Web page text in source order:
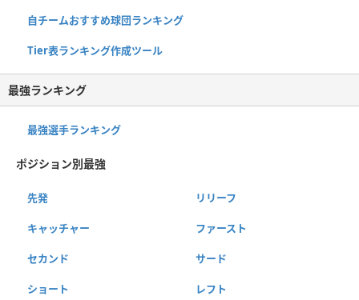
自チームおすすめ球団ランキング
Tier表ランキング作成ツール
最強ランキング
最強選手ランキング
ポジション別最強
先発 リリーフ
キャッチャー ファースト
セカンド サード
ショート レフト